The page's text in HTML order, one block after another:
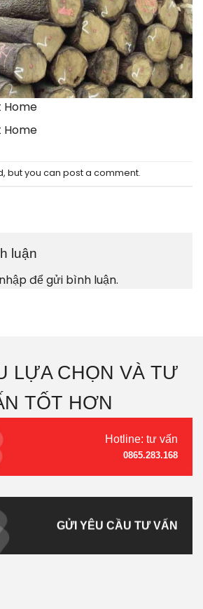
Home
Home
but you can post a comment.
luận
để gửi bình luận.
LỰA CHỌN VÀ TƯ
TỐT HƠN
Hotline: tư vấn
0865.283.168
GỬI YÊU CẦU TƯ VẤN